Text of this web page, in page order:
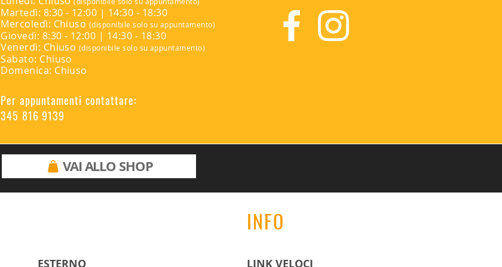
Martedì: 8:30 - 12:00 | 14:30 - 18:30
Mercoledì: Chiuso (disponibile solo su appuntamento)
Giovedì: 8:30 - 12:00 | 14:30 - 18:30
Venerdì: Chiuso (disponibile solo su appuntamento)
Sabato: Chiuso
Domenica: Chiuso
Per appuntamenti contattare:
345 816 9139
VAI ALLO SHOP
ESTERNO
INFO
LINK VELOCI